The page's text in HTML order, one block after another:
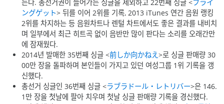
는다. 총선거권이 들어가는 싱글을 제외하고 22번째 싱글 <フライ
ングゲット> 뒤를 이어 2위를 기록, 2013 iTunes 연간 음원 랭킹
2위를 차지하는 등 음원차트나 렌털 차트에서도 좋은 결과를 내비치
며 일부에서 최근 히트곡 없이 음반만 많이 판다는 소리를 오래간만
에 잠재웠다.
2014년 발매한 35번째 싱글 <前しか向かねえ>로 싱글 판매량 30
00만 장을 돌파하며 본인들이 가지고 있던 여성그룹 1위 기록을 갱
신했다.
총선거 싱글인 36번째 싱글 <ラブラドール・レトリバー>은 146.
1만 장을 첫날에 팔아 치우며 첫날 싱글 판매량 기록을 경신했다.